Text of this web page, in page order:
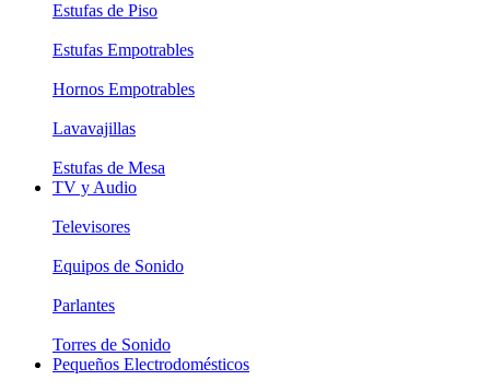
Estufas de Piso
Estufas Empotrables
Hornos Empotrables
Lavavajillas
Estufas de Mesa
TV y Audio
Televisores
Equipos de Sonido
Parlantes
Torres de Sonido
Pequeños Electrodomésticos